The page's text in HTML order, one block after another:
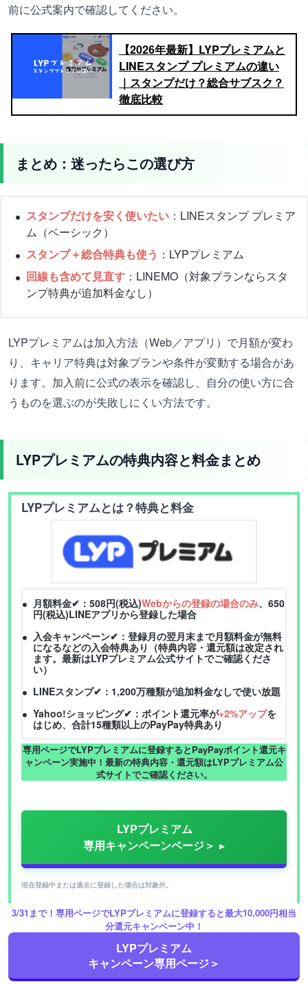
前に公式案内で確認してください。
【2026年最新】LYPプレミアムと
LINEスタンプ プレミアムの違い
｜スタンプだけ？総合サブスク？
徹底比較
まとめ：迷ったらこの選び方
スタンプだけを安く使いたい ：LINEスタンプ プレミア
ム（ベーシック）
スタンプ＋総合特典も使う ：LYPプレミアム
回線も含めて見直す ：LINEMO（対象プランならスタ
ンプ特典が追加料金なし）
LYPプレミアムは加入方法（Web／アプリ）で月額が変わ
り、キャリア特典は対象プランや条件が変動する場合があ
ります。加入前に公式の表示を確認し、自分の使い方に合
うものを選ぶのが失敗しにくい方法です。
LYPプレミアムの特典内容と料金まとめ
LYPプレミアムとは？特典と料金
月額料金✔：508円(税込)Webからの登録の場合のみ、650
円(税込)LINEアプリから登録した場合
入会キャンペーン✔：登録月の翌月末まで月額料金が無料
になるなどの入会特典あり（特典内容・還元額は改定され
ます。最新はLYPプレミアム公式サイトでご確認くださ
い）
LINEスタンプ✔：1,200万種類が追加料金なしで使い放題
Yahoo!ショッピング✔：ポイント還元率が+2%アップを
はじめ、合計15種類以上のPayPay特典あり
専用ページでLYPプレミアムに登録するとPayPayポイント還元キ
ャンペーン実施中！最新の特典内容・還元額はLYPプレミアム公
式サイトでご確認ください。
LYPプレミアム
専用キャンペーンページ＞
現在登録中または過去に登録した場合は対象外。
📱 スマホ代を節約したいなら格安SIMへの乗り換えがおすすめ
月額3,000円以上節約できるケースも。主要な格安SIMを比較して自分に合ったプ
3/31まで！専用ページでLYPプレミアムに登録すると最大10,000円相当
分還元キャンペーン中！
LYPプレミアム
キャンペーン専用ページ＞